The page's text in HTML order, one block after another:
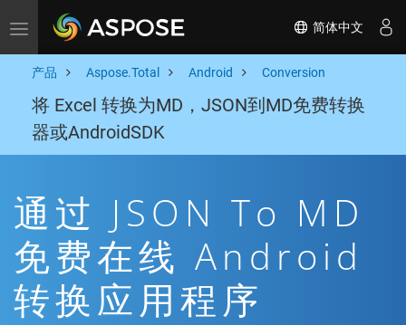
Toggle navigation 简体中文
产品 Aspose.Total Android Conversion
将 Excel 转换为MD，JSON到MD免费转换
器或AndroidSDK
通过 JSON To MD
免费在线 Android
转换应用程序